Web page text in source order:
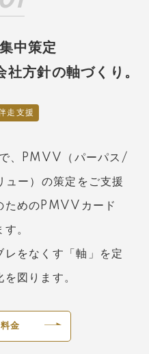
中策定
方針の軸づくり。
走支援
、PMVV（パーパス/
ー）の策定をご支援
ためのPMVVカード
。
をなくす「軸」を定
図ります。
金